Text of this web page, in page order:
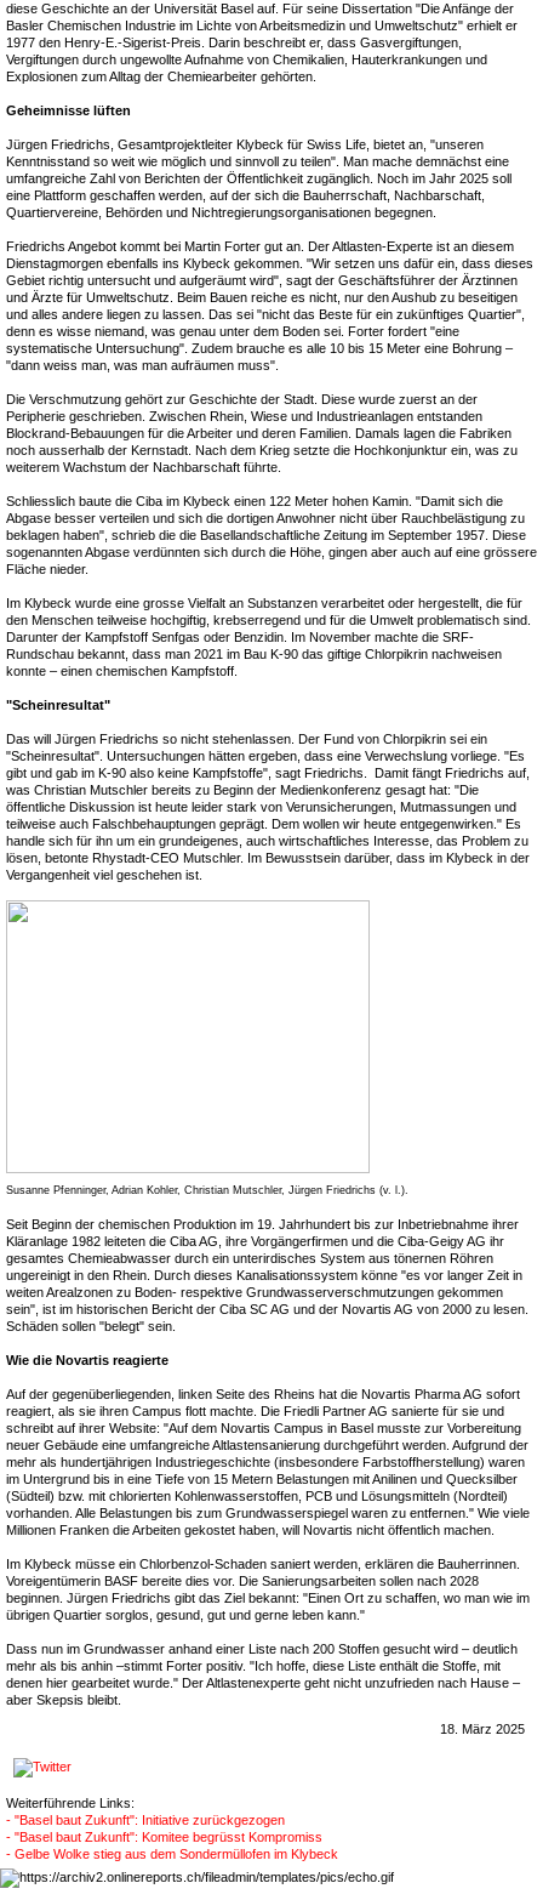
diese Geschichte an der Universität Basel auf. Für seine Dissertation "Die Anfänge der
Basler Chemischen Industrie im Lichte von Arbeitsmedizin und Umweltschutz" erhielt er
1977 den Henry-E.-Sigerist-Preis. Darin beschreibt er, dass Gasvergiftungen,
Vergiftungen durch ungewollte Aufnahme von Chemikalien, Hauterkrankungen und
Explosionen zum Alltag der Chemiearbeiter gehörten.
Geheimnisse lüften
Jürgen Friedrichs, Gesamtprojektleiter Klybeck für Swiss Life, bietet an, "unseren
Kenntnisstand so weit wie möglich und sinnvoll zu teilen". Man mache demnächst eine
umfangreiche Zahl von Berichten der Öffentlichkeit zugänglich. Noch im Jahr 2025 soll
eine Plattform geschaffen werden, auf der sich die Bauherrschaft, Nachbarschaft,
Quartiervereine, Behörden und Nichtregierungsorganisationen begegnen.
Friedrichs Angebot kommt bei Martin Forter gut an. Der Altlasten-Experte ist an diesem
Dienstagmorgen ebenfalls ins Klybeck gekommen. "Wir setzen uns dafür ein, dass dieses
Gebiet richtig untersucht und aufgeräumt wird", sagt der Geschäftsführer der Ärztinnen
und Ärzte für Umweltschutz. Beim Bauen reiche es nicht, nur den Aushub zu beseitigen
und alles andere liegen zu lassen. Das sei "nicht das Beste für ein zukünftiges Quartier",
denn es wisse niemand, was genau unter dem Boden sei. Forter fordert "eine
systematische Untersuchung". Zudem brauche es alle 10 bis 15 Meter eine Bohrung –
"dann weiss man, was man aufräumen muss".
Die Verschmutzung gehört zur Geschichte der Stadt. Diese wurde zuerst an der
Peripherie geschrieben. Zwischen Rhein, Wiese und Industrieanlagen entstanden
Blockrand-Bebauungen für die Arbeiter und deren Familien. Damals lagen die Fabriken
noch ausserhalb der Kernstadt. Nach dem Krieg setzte die Hochkonjunktur ein, was zu
weiterem Wachstum der Nachbarschaft führte.
Schliesslich baute die Ciba im Klybeck einen 122 Meter hohen Kamin. "Damit sich die
Abgase besser verteilen und sich die dortigen Anwohner nicht über Rauchbelästigung zu
beklagen haben", schrieb die die Basellandschaftliche Zeitung im September 1957. Diese
sogenannten Abgase verdünnten sich durch die Höhe, gingen aber auch auf eine grössere
Fläche nieder.
Im Klybeck wurde eine grosse Vielfalt an Substanzen verarbeitet oder hergestellt, die für
den Menschen teilweise hochgiftig, krebserregend und für die Umwelt problematisch sind.
Darunter der Kampfstoff Senfgas oder Benzidin. Im November machte die SRF-
Rundschau bekannt, dass man 2021 im Bau K-90 das giftige Chlorpikrin nachweisen
konnte – einen chemischen Kampfstoff.
"Scheinresultat"
Das will Jürgen Friedrichs so nicht stehenlassen. Der Fund von Chlorpikrin sei ein
"Scheinresultat". Untersuchungen hätten ergeben, dass eine Verwechslung vorliege. "Es
gibt und gab im K-90 also keine Kampfstoffe", sagt Friedrichs. Damit fängt Friedrichs auf,
was Christian Mutschler bereits zu Beginn der Medienkonferenz gesagt hat: "Die
öffentliche Diskussion ist heute leider stark von Verunsicherungen, Mutmassungen und
teilweise auch Falschbehauptungen geprägt. Dem wollen wir heute entgegenwirken." Es
handle sich für ihn um ein grundeigenes, auch wirtschaftliches Interesse, das Problem zu
lösen, betonte Rhystadt-CEO Mutschler. Im Bewusstsein darüber, dass im Klybeck in der
Vergangenheit viel geschehen ist.
Susanne Pfenninger, Adrian Kohler, Christian Mutschler, Jürgen Friedrichs (v. l.).
Seit Beginn der chemischen Produktion im 19. Jahrhundert bis zur Inbetriebnahme ihrer
Kläranlage 1982 leiteten die Ciba AG, ihre Vorgängerfirmen und die Ciba-Geigy AG ihr
gesamtes Chemieabwasser durch ein unterirdisches System aus tönernen Röhren
ungereinigt in den Rhein. Durch dieses Kanalisationssystem könne "es vor langer Zeit in
weiten Arealzonen zu Boden- respektive Grundwasserverschmutzungen gekommen
sein", ist im historischen Bericht der Ciba SC AG und der Novartis AG von 2000 zu lesen.
Schäden sollen "belegt" sein.
Wie die Novartis reagierte
Auf der gegenüberliegenden, linken Seite des Rheins hat die Novartis Pharma AG sofort
reagiert, als sie ihren Campus flott machte. Die Friedli Partner AG sanierte für sie und
schreibt auf ihrer Website: "Auf dem Novartis Campus in Basel musste zur Vorbereitung
neuer Gebäude eine umfangreiche Altlastensanierung durchgeführt werden. Aufgrund der
mehr als hundertjährigen Industriegeschichte (insbesondere Farbstoffherstellung) waren
im Untergrund bis in eine Tiefe von 15 Metern Belastungen mit Anilinen und Quecksilber
(Südteil) bzw. mit chlorierten Kohlenwasserstoffen, PCB und Lösungsmitteln (Nordteil)
vorhanden. Alle Belastungen bis zum Grundwasserspiegel waren zu entfernen." Wie viele
Millionen Franken die Arbeiten gekostet haben, will Novartis nicht öffentlich machen.
Im Klybeck müsse ein Chlorbenzol-Schaden saniert werden, erklären die Bauherrinnen.
Voreigentümerin BASF bereite dies vor. Die Sanierungsarbeiten sollen nach 2028
beginnen. Jürgen Friedrichs gibt das Ziel bekannt: "Einen Ort zu schaffen, wo man wie im
übrigen Quartier sorglos, gesund, gut und gerne leben kann."
Dass nun im Grundwasser anhand einer Liste nach 200 Stoffen gesucht wird – deutlich
mehr als bis anhin –stimmt Forter positiv. "Ich hoffe, diese Liste enthält die Stoffe, mit
denen hier gearbeitet wurde." Der Altlastenexperte geht nicht unzufrieden nach Hause –
aber Skepsis bleibt.
18. März 2025
Weiterführende Links:
- "Basel baut Zukunft": Initiative zurückgezogen
- "Basel baut Zukunft": Komitee begrüsst Kompromiss
- Gelbe Wolke stieg aus dem Sondermüllofen im Klybeck